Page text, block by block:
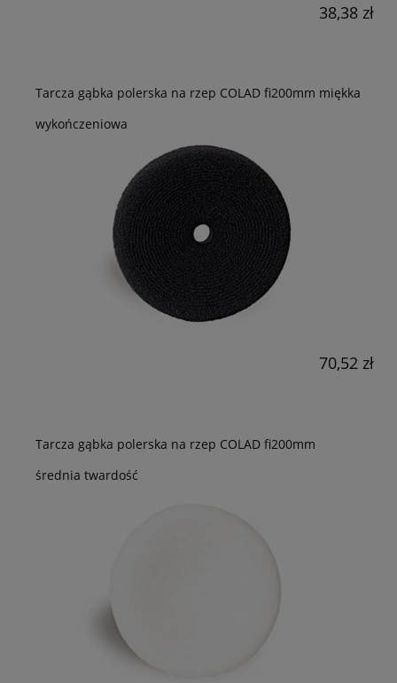
38,38 zł
Tarcza gąbka polerska na rzep COLAD fi200mm miękka
wykończeniowa
70,52 zł
Tarcza gąbka polerska na rzep COLAD fi200mm
średnia twardość